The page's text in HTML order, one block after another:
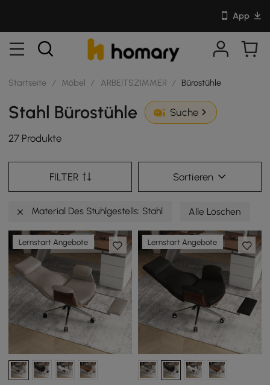
App
Startseite / Möbel / ARBEITSZIMMER / Bürostühle
Stahl Bürostühle Suche
27 Produkte
FILTER Sortieren
Material Des Stuhlgestells: Stahl Alle Löschen
Lernstart Angebote Lernstart Angebote